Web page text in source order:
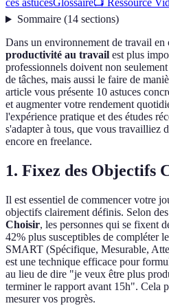
ces astucesGlossaire📺 Ressource
Sommaire(14 sections)
Dans un environnement de travail en
productivité au travail est plus
professionnels doivent non
de tâches, mais aussi le faire de
article vous présente 10 astuces
et augmenter votre rendement
l'expérience pratique et des études
s'adapter à tous, que vous travailliez
encore en freelance.
1. Fixez des Objectifs
Il est essentiel de commencer votre
objectifs clairement définis. Selon
Choisir, les personnes qui se fixent
42% plus susceptibles de compléter
SMART (Spécifique, Mesurable,
est une technique efficace pour
au lieu de dire "je veux être plus
terminer le rapport avant 15h". Cela
mesurer vos progrès.